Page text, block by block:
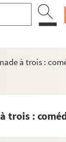
à trois :
trois :
4 actes. 1927
Le satyre :
en 4 actes.